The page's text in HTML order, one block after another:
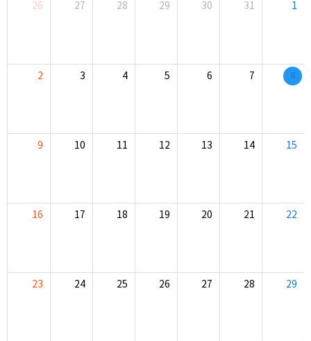
26 27 28 29 30 31 1
2 3 4 5 6 7 8
9 10 11 12 13 14 15
16 17 18 19 20 21 22
23 24 25 26 27 28 29